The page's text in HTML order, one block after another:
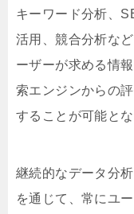
キーワード分析、
活用、競合分析な
ーザーが求める情
索エンジンからの
することが可能とな
継続的なデータ分
を通じて、常にユ